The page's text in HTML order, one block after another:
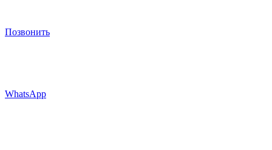
Позвонить
WhatsApp